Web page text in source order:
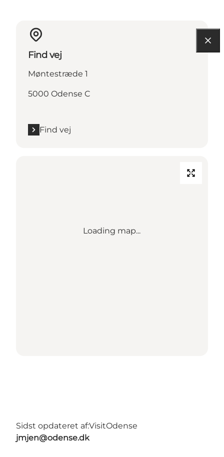
Find vej
Møntestræde 1
5000 Odense C
Find vej
Loading map...
Sidst opdateret af:VisitOdense
jmjen@odense.dk